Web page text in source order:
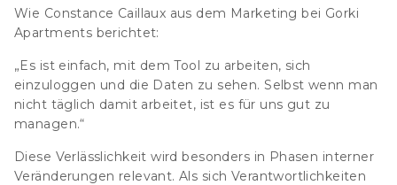
Wie Constance Caillaux aus dem Marketing bei Gorki
Apartments berichtet:
„Es ist einfach, mit dem Tool zu arbeiten, sich
einzuloggen und die Daten zu sehen. Selbst wenn man
nicht täglich damit arbeitet, ist es für uns gut zu
managen.“
Diese Verlässlichkeit wird besonders in Phasen interner
Veränderungen relevant. Als sich Verantwortlichkeiten